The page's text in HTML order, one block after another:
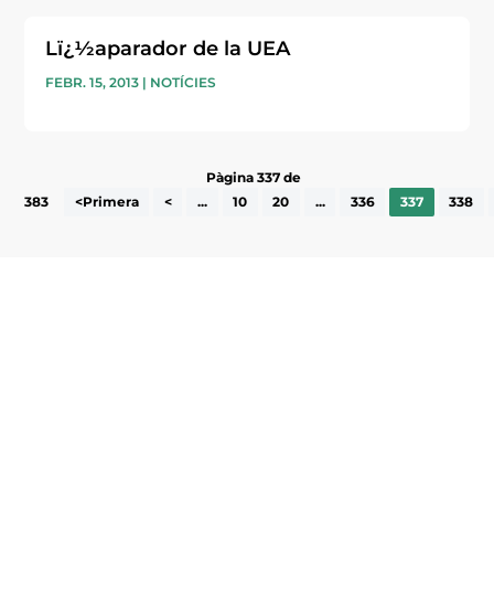
Lï¿½aparador de la UEA
FEBR. 15, 2013 | NOTÍCIES
Pàgina 337 de
383
<Primera < ... 10 20 ... 336 337 338